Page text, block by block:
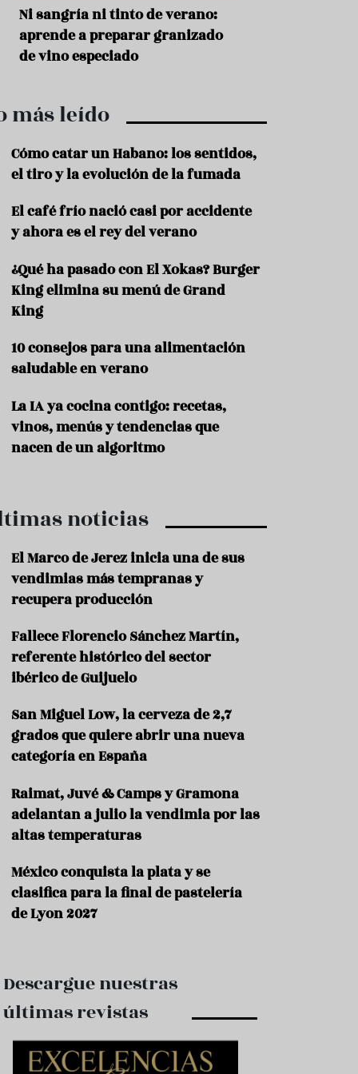
t
o
m
R
e
S
u
d
o
d
o
n
e
s
r
a
n
F
n
Ni sangría ni tinto de verano:
aprende a preparar granizado
de vino especiado
más leído
Cómo catar un Habano: los sentidos,
el tiro y la evolución de la fumada
El café frío nació casi por accidente
y ahora es el rey del verano
¿Qué ha pasado con El Xokas? Burger
King elimina su menú de Grand
King
10 consejos para una alimentación
saludable en verano
La IA ya cocina contigo: recetas,
vinos, menús y tendencias que
nacen de un algoritmo
noticias
El Marco de Jerez inicia una de sus
vendimias más tempranas y
recupera producción
Fallece Florencio Sánchez Martín,
referente histórico del sector
ibérico de Guijuelo
San Miguel Low, la cerveza de 2,7
grados que quiere abrir una nueva
categoría en España
Raimat, Juvé & Camps y Gramona
adelantan a julio la vendimia por las
altas temperaturas
México conquista la plata y se
clasifica para la final de pastelería
de Lyon 2027
Descargue nuestras
últimas revistas